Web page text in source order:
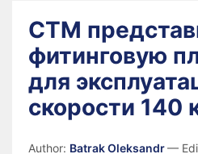
СТМ
фитинговую
для
скорости 140
Author: Batrak Oleksandr—